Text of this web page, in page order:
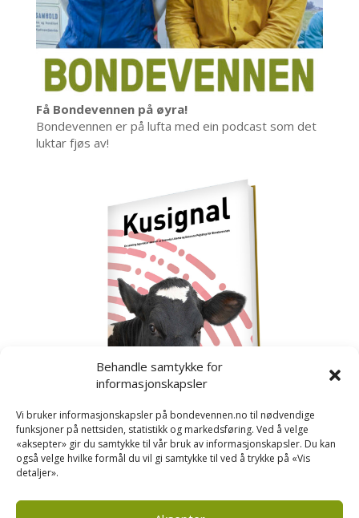
Behandle samtykke for
informasjonskapsler
Vi bruker informasjonskapsler på bondevennen.no til nødvendige
funksjoner på nettsiden, statistikk og markedsføring. Ved å velge
«aksepter» gir du samtykke til vår bruk av informasjonskapsler. Du kan
også velge hvilke formål du vil gi samtykke til ved å trykke på «Vis
detaljer».
Få Bondevennen på øyra!
Bondevennen er på lufta med ein podcast som det
luktar fjøs av!
Kusignal